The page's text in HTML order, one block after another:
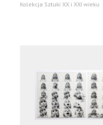
Kolekcja Sztuki XX i XXI wieku